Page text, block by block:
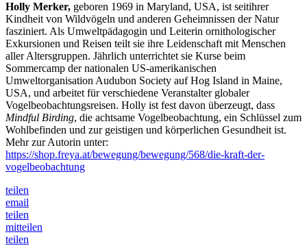
Holly Merker, geboren 1969 in Maryland, USA, ist seitihrer
Kindheit von Wildvögeln und anderen Geheimnissen der Natur
fasziniert. Als Umweltpädagogin und Leiterin ornithologischer
Exkursionen und Reisen teilt sie ihre Leidenschaft mit Menschen
aller Altersgruppen. Jährlich unterrichtet sie Kurse beim
Sommercamp der nationalen US-amerikanischen
Umweltorganisation Audubon Society auf Hog Island in Maine,
USA, und arbeitet für verschiedene Veranstalter globaler
Vogelbeobachtungsreisen. Holly ist fest davon überzeugt, dass
Mindful Birding, die achtsame Vogelbeobachtung, ein Schlüssel zum
Wohlbefinden und zur geistigen und körperlichen Gesundheit ist.
Mehr zur Autorin unter:
https://shop.freya.at/bewegung/bewegung/568/die-kraft-der-
vogelbeobachtung
teilen
email
teilen
mitteilen
teilen